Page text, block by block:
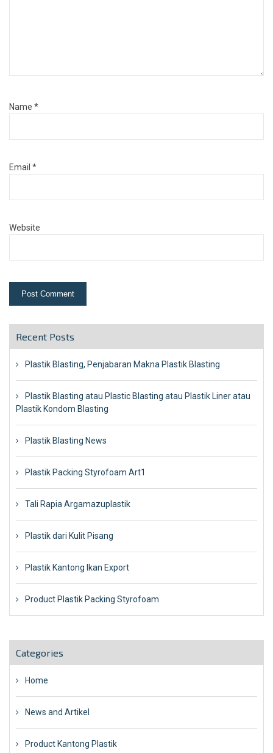
Name *
Email *
Website
Recent Posts
Plastik Blasting, Penjabaran Makna Plastik Blasting
Plastik Blasting atau Plastic Blasting atau Plastik Liner atau
Plastik Kondom Blasting
Plastik Blasting News
Plastik Packing Styrofoam Art1
Tali Rapia Argamazuplastik
Plastik dari Kulit Pisang
Plastik Kantong Ikan Export
Product Plastik Packing Styrofoam
Categories
Home
News and Artikel
Product Kantong Plastik